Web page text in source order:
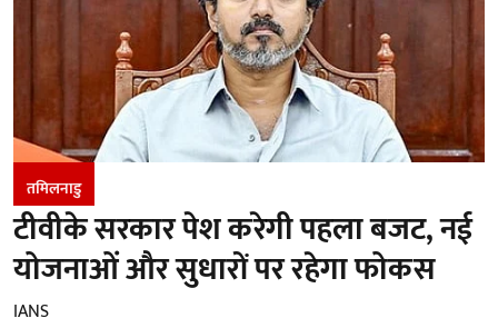
तमिलनाडु
टीवीके सरकार पेश करेगी पहला बजट, नई
योजनाओं और सुधारों पर रहेगा फोकस
IANS